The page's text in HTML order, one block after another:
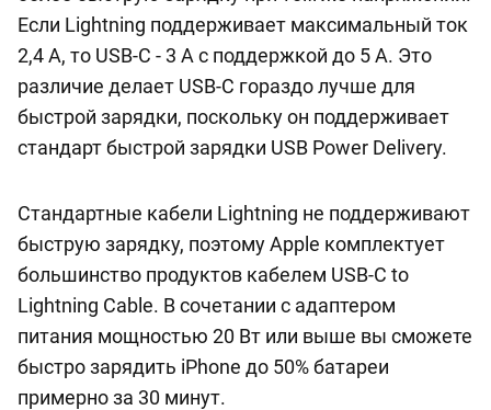
Если Lightning поддерживает максимальный ток
2,4 А, то USB-C - 3 А с поддержкой до 5 А. Это
различие делает USB-C гораздо лучше для
быстрой зарядки, поскольку он поддерживает
стандарт быстрой зарядки USB Power Delivery.
Стандартные кабели Lightning не поддерживают
быструю зарядку, поэтому Apple комплектует
большинство продуктов кабелем USB-C to
Lightning Cable. В сочетании с адаптером
питания мощностью 20 Вт или выше вы сможете
быстро зарядить iPhone до 50% батареи
примерно за 30 минут.